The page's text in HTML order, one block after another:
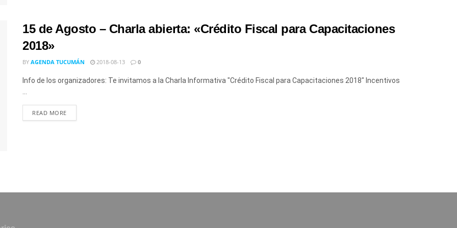
15 de Agosto – Charla abierta: «Crédito Fiscal para Capacitaciones
2018»
BY AGENDA TUCUMÁN 2018-08-13 0
Info de los organizadores: Te invitamos a la Charla Informativa "Crédito Fiscal para Capacitaciones 2018" Incentivos
READ MORE